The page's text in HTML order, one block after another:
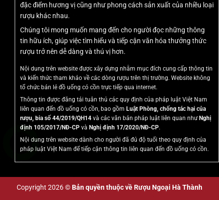
Thông tin chi tiết sản phẩm:
Tên sản phẩm:Medea Vodka đèn led
Xuất xứ: Hà Lan
Dung tích: 750ml
Quy cách đóng gói: Chai 750ml chứa trong hộp đựng rất
đẹp
Thùng: 6 chai/1 thùng
Mã sản phẩm (mã vạch) : 897230002047
đặc điểm hương vị cũng như phong cách sản xuất của nhiều loại
rượu khác nhau.
Chúng tôi mong muốn mang đến cho người đọc những thông
tin hữu ích, giúp việc tìm hiểu và tiếp cận văn hóa thưởng thức
rượu trở nên dễ dàng và thú vị hơn.
Nội dung trên website được xây dựng nhằm mục đích cung cấp thông tin
và kiến thức tham khảo về các dòng rượu trên thị trường. Website không
tổ chức bán lẻ đồ uống có cồn trực tiếp qua internet.
Thông tin được đăng tải tuân thủ các quy định của pháp luật Việt Nam
liên quan đến đồ uống có cồn, bao gồm Luật Phòng, chống tác hại của
rượu, bia số 44/2019/QH14 và các văn bản pháp luật liên quan nhưNghị
định 105/2017/NĐ-CP và Nghị định 17/2020/NĐ-CP.
Nội dung trên website dành cho người đã đủ độ tuổi theo quy định của
pháp luật Việt Nam để tiếp cận thông tin liên quan đến đồ uống có cồn.
Copyright 2026 ©Bản quyền thuộc về Rượu Ngoại Hà Thành